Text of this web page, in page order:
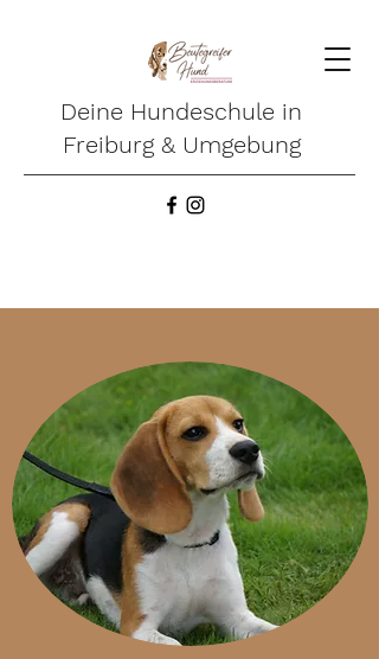
Deine Hundeschule in
Freiburg & Umgebung